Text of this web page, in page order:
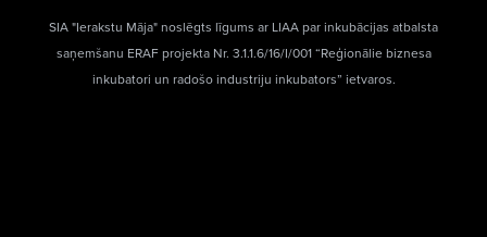
SIA "Ierakstu Māja" noslēgts līgums ar LIAA par inkubācijas atbalsta
saņemšanu ERAF projekta Nr. 3.1.1.6/16/I/001 “Reģionālie biznesa
inkubatori un radošo industriju inkubators” ietvaros.